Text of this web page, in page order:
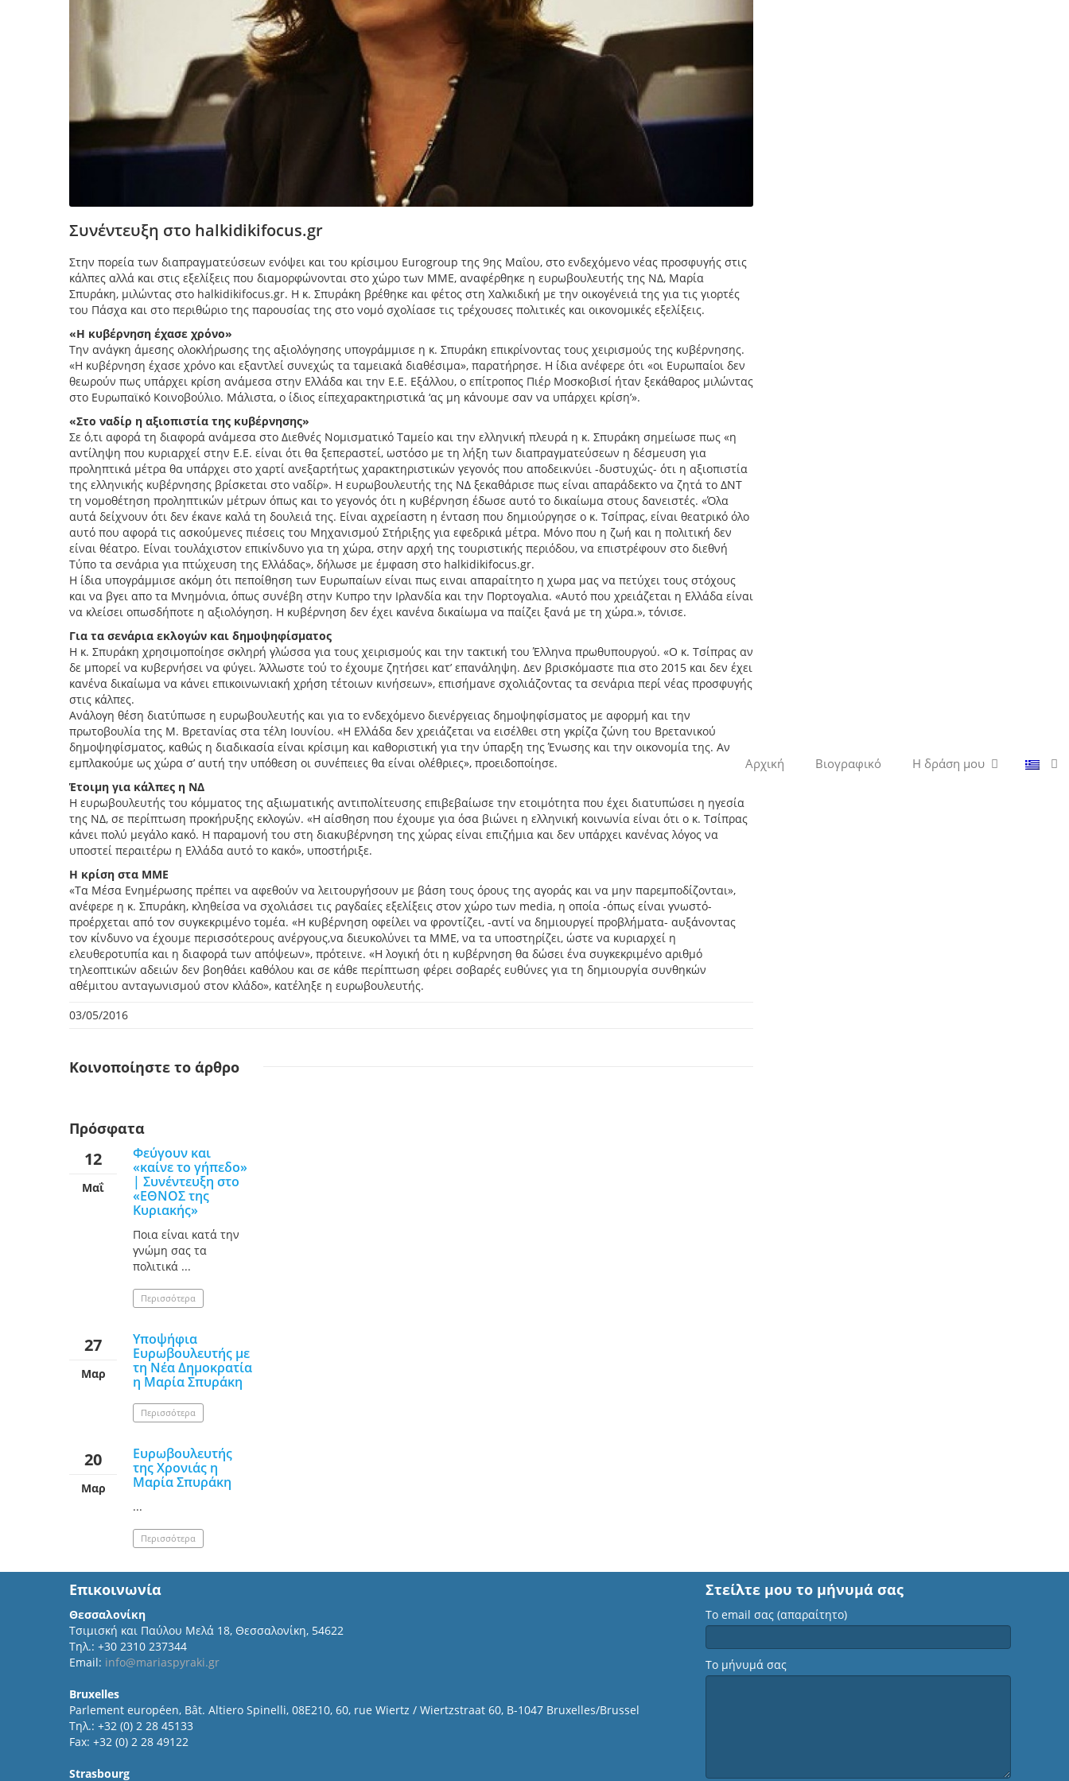
Αρχική Βιογραφικό Η δράση μου
Συνέντευξη στο halkidikifocus.gr
Στην πορεία των διαπραγματεύσεων ενόψει και του κρίσιμου Eurogroup της 9ης Μαΐου, στο ενδεχόμενο νέας προσφυγής στις
κάλπες αλλά και στις εξελίξεις που διαμορφώνονται στο χώρο των ΜΜΕ, αναφέρθηκε η ευρωβουλευτής της ΝΔ, Μαρία
Σπυράκη, μιλώντας στο halkidikifocus.gr. Η κ. Σπυράκη βρέθηκε και φέτος στη Χαλκιδική με την οικογένειά της για τις γιορτές
του Πάσχα και στο περιθώριο της παρουσίας της στο νομό σχολίασε τις τρέχουσες πολιτικές και οικονομικές εξελίξεις.
«Η κυβέρνηση έχασε χρόνο»
Την ανάγκη άμεσης ολοκλήρωσης της αξιολόγησης υπογράμμισε η κ. Σπυράκη επικρίνοντας τους χειρισμούς της κυβέρνησης.
«Η κυβέρνηση έχασε χρόνο και εξαντλεί συνεχώς τα ταμειακά διαθέσιμα», παρατήρησε. Η ίδια ανέφερε ότι «οι Ευρωπαίοι δεν
θεωρούν πως υπάρχει κρίση ανάμεσα στην Ελλάδα και την Ε.Ε. Εξάλλου, ο επίτροπος Πιέρ Μοσκοβισί ήταν ξεκάθαρος μιλώντας
στο Ευρωπαϊκό Κοινοβούλιο. Μάλιστα, ο ίδιος είπεχαρακτηριστικά ‘ας μη κάνουμε σαν να υπάρχει κρίση’».
«Στο ναδίρ η αξιοπιστία της κυβέρνησης»
Σε ό,τι αφορά τη διαφορά ανάμεσα στο Διεθνές Νομισματικό Ταμείο και την ελληνική πλευρά η κ. Σπυράκη σημείωσε πως «η
αντίληψη που κυριαρχεί στην Ε.Ε. είναι ότι θα ξεπεραστεί, ωστόσο με τη λήξη των διαπραγματεύσεων η δέσμευση για
προληπτικά μέτρα θα υπάρχει στο χαρτί ανεξαρτήτως χαρακτηριστικών γεγονός που αποδεικνύει -δυστυχώς- ότι η αξιοπιστία
της ελληνικής κυβέρνησης βρίσκεται στο ναδίρ». Η ευρωβουλευτής της ΝΔ ξεκαθάρισε πως είναι απαράδεκτο να ζητά το ΔΝΤ
τη νομοθέτηση προληπτικών μέτρων όπως και το γεγονός ότι η κυβέρνηση έδωσε αυτό το δικαίωμα στους δανειστές. «Όλα
αυτά δείχνουν ότι δεν έκανε καλά τη δουλειά της. Είναι αχρείαστη η ένταση που δημιούργησε ο κ. Τσίπρας, είναι θεατρικό όλο
αυτό που αφορά τις ασκούμενες πιέσεις του Μηχανισμού Στήριξης για εφεδρικά μέτρα. Μόνο που η ζωή και η πολιτική δεν
είναι θέατρο. Είναι τουλάχιστον επικίνδυνο για τη χώρα, στην αρχή της τουριστικής περιόδου, να επιστρέφουν στο διεθνή
Τύπο τα σενάρια για πτώχευση της Ελλάδας», δήλωσε με έμφαση στο halkidikifocus.gr.
Η ίδια υπογράμμισε ακόμη ότι πεποίθηση των Ευρωπαίων είναι πως ειναι απαραίτητο η χωρα μας να πετύχει τους στόχους
και να βγει απο τα Μνημόνια, όπως συνέβη στην Κυπρο την Ιρλανδία και την Πορτογαλια. «Αυτό που χρειάζεται η Ελλάδα είναι
να κλείσει οπωσδήποτε η αξιολόγηση. Η κυβέρνηση δεν έχει κανένα δικαίωμα να παίζει ξανά με τη χώρα.», τόνισε.
Για τα σενάρια εκλογών και δημοψηφίσματος
Η κ. Σπυράκη χρησιμοποίησε σκληρή γλώσσα για τους χειρισμούς και την τακτική του Έλληνα πρωθυπουργού. «Ο κ. Τσίπρας αν
δε μπορεί να κυβερνήσει να φύγει. Άλλωστε τού το έχουμε ζητήσει κατ’ επανάληψη. Δεν βρισκόμαστε πια στο 2015 και δεν έχει
κανένα δικαίωμα να κάνει επικοινωνιακή χρήση τέτοιων κινήσεων», επισήμανε σχολιάζοντας τα σενάρια περί νέας προσφυγής
στις κάλπες.
Ανάλογη θέση διατύπωσε η ευρωβουλευτής και για το ενδεχόμενο διενέργειας δημοψηφίσματος με αφορμή και την
πρωτοβουλία της Μ. Βρετανίας στα τέλη Ιουνίου. «Η Ελλάδα δεν χρειάζεται να εισέλθει στη γκρίζα ζώνη του Βρετανικού
δημοψηφίσματος, καθώς η διαδικασία είναι κρίσιμη και καθοριστική για την ύπαρξη της Ένωσης και την οικονομία της. Αν
εμπλακούμε ως χώρα σ’ αυτή την υπόθεση οι συνέπειες θα είναι ολέθριες», προειδοποίησε.
Έτοιμη για κάλπες η ΝΔ
Η ευρωβουλευτής του κόμματος της αξιωματικής αντιπολίτευσης επιβεβαίωσε την ετοιμότητα που έχει διατυπώσει η ηγεσία
της ΝΔ, σε περίπτωση προκήρυξης εκλογών. «Η αίσθηση που έχουμε για όσα βιώνει η ελληνική κοινωνία είναι ότι ο κ. Τσίπρας
κάνει πολύ μεγάλο κακό. Η παραμονή του στη διακυβέρνηση της χώρας είναι επιζήμια και δεν υπάρχει κανένας λόγος να
υποστεί περαιτέρω η Ελλάδα αυτό το κακό», υποστήριξε.
Η κρίση στα ΜΜΕ
«Τα Μέσα Ενημέρωσης πρέπει να αφεθούν να λειτουργήσουν με βάση τους όρους της αγοράς και να μην παρεμποδίζονται»,
ανέφερε η κ. Σπυράκη, κληθείσα να σχολιάσει τις ραγδαίες εξελίξεις στον χώρο των media, η οποία -όπως είναι γνωστό-
προέρχεται από τον συγκεκριμένο τομέα. «Η κυβέρνηση οφείλει να φροντίζει, -αντί να δημιουργεί προβλήματα- αυξάνοντας
τον κίνδυνο να έχουμε περισσότερους ανέργους,να διευκολύνει τα ΜΜΕ, να τα υποστηρίζει, ώστε να κυριαρχεί η
ελευθεροτυπία και η διαφορά των απόψεων», πρότεινε. «Η λογική ότι η κυβέρνηση θα δώσει ένα συγκεκριμένο αριθμό
τηλεοπτικών αδειών δεν βοηθάει καθόλου και σε κάθε περίπτωση φέρει σοβαρές ευθύνες για τη δημιουργία συνθηκών
αθέμιτου ανταγωνισμού στον κλάδο», κατέληξε η ευρωβουλευτής.
03/05/2016
Κοινοποίηστε το άρθρο
Πρόσφατα
12
Μαΐ
Φεύγουν και
«καίνε το γήπεδο»
| Συνέντευξη στο
«ΕΘΝΟΣ της
Κυριακής»
Ποια είναι κατά την
γνώμη σας τα
πολιτικά ...
Περισσότερα
27
Μαρ
Υποψήφια
Ευρωβουλευτής με
τη Νέα Δημοκρατία
η Μαρία Σπυράκη
Περισσότερα
20
Μαρ
Ευρωβουλευτής
της Χρονιάς η
Μαρία Σπυράκη
...
Περισσότερα
Επικοινωνία
Θεσσαλονίκη
Τσιμισκή και Παύλου Μελά 18, Θεσσαλονίκη, 54622
Τηλ.: +30 2310 237344
Email: info@mariaspyraki.gr
Bruxelles
Parlement européen, Bât. Altiero Spinelli, 08E210, 60, rue Wiertz / Wiertzstraat 60, B-1047 Bruxelles/Brussel
Τηλ.: +32 (0) 2 28 45133
Fax: +32 (0) 2 28 49122
Strasbourg
Στείλτε μου το μήνυμά σας
Το email σας (απαραίτητο)
Το μήνυμά σας